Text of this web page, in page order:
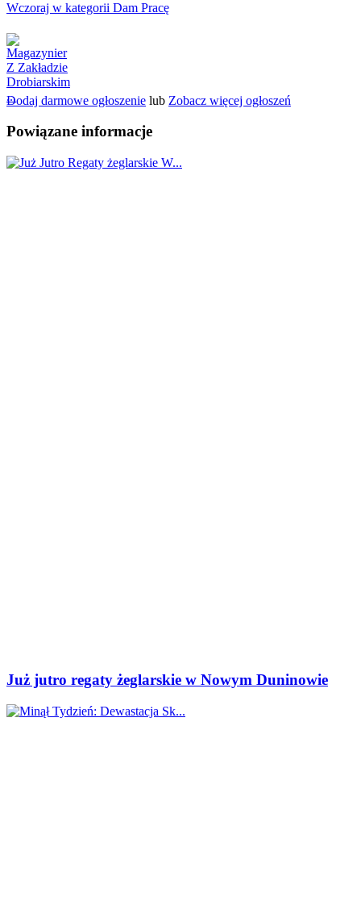
Wczoraj w kategorii Dam Pracę
Dodaj darmowe ogłoszenie lub Zobacz więcej ogłoszeń
Powiązane informacje
Już jutro regaty żeglarskie w Nowym Duninowie